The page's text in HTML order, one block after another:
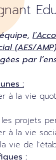
(AES/
par
:
à la vie
projets
à la vie
vie de
: